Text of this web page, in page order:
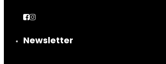
Newsletter